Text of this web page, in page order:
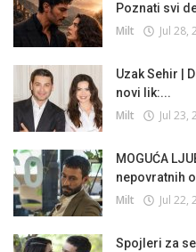
Poznati svi
Milt Jul 28,
Uzak Sehir |
novi lik:...
Milt Jul 23,
MOGUĆA
nepovratnih
Milt Jul 22,
Spojleri za